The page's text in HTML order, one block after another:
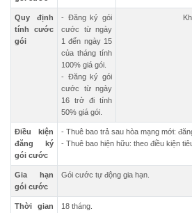
Quy định
tính cước
gói
- Đăng ký gói
cước từ ngày
1 đến ngày 15
của tháng tính
100% giá gói.
- Đăng ký gói
cước từ ngày
16 trở đi tính
50% giá gói.
Điều kiện
đăng ký
gói cước
- Thuê bao trả sau hòa mạng mới:
- Thuê bao hiện hữu: theo điều kiện
Gia hạn
gói cước
Gói cước tự động gia hạn.
Thời gian
18 tháng.